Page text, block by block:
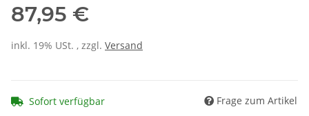
87,95 €
inkl. 19% USt. , zzgl. Versand
Sofort verfügbar Frage zum Artikel